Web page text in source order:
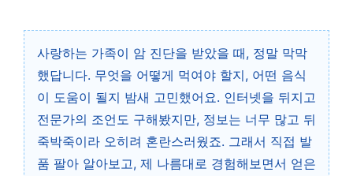
사랑하는 가족이 암 진단을 받았을 때, 정말 막막
했답니다. 무엇을 어떻게 먹여야 할지, 어떤 음식
이 도움이 될지 밤새 고민했어요. 인터넷을 뒤지고
전문가의 조언도 구해봤지만, 정보는 너무 많고 뒤
죽박죽이라 오히려 혼란스러웠죠. 그래서 직접 발
품 팔아 알아보고, 제 나름대로 경험해보면서 얻은